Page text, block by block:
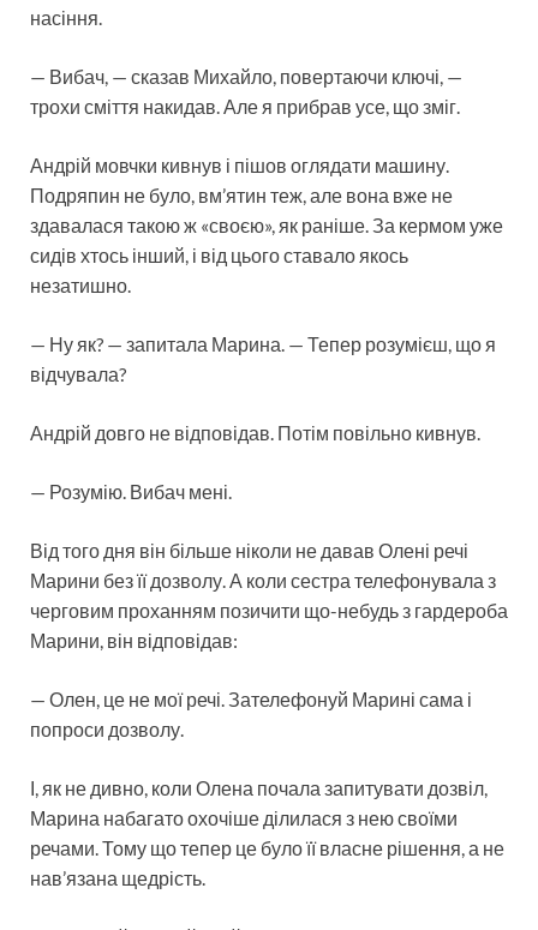
насіння.
— Вибач, — сказав Михайло, повертаючи ключі, —
трохи сміття накидав. Але я прибрав усе, що зміг.
Андрій мовчки кивнув і пішов оглядати машину.
Подряпин не було, вм’ятин теж, але вона вже не
здавалася такою ж «своєю», як раніше. За кермом уже
сидів хтось інший, і від цього ставало якось
незатишно.
— Ну як? — запитала Марина. — Тепер розумієш, що я
відчувала?
Андрій довго не відповідав. Потім повільно кивнув.
— Розумію. Вибач мені.
Від того дня він більше ніколи не давав Олені речі
Марини без її дозволу. А коли сестра телефонувала з
черговим проханням позичити що-небудь з гардероба
Марини, він відповідав:
— Олен, це не мої речі. Зателефонуй Марині сама і
попроси дозволу.
І, як не дивно, коли Олена почала запитувати дозвіл,
Марина набагато охочіше ділилася з нею своїми
речами. Тому що тепер це було її власне рішення, а не
нав’язана щедрість.